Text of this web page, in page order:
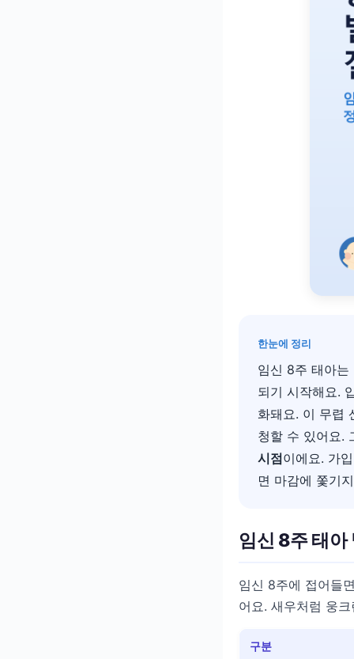
한눈에 정리
임신 8주 태아는
되기 시작해요.
화돼요. 이 무렵
청할 수 있어요.
시점이에요. 가
면 마감에 쫓기
임신 8주 태아
임신 8주에 접어들
어요. 새우처럼 웅
구분